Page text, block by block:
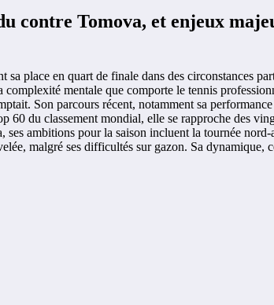
contre Tomova, et enjeux
place en quart de finale dans des circonstances
mentale que comporte le tennis
Son parcours récent, notamment sa
du classement mondial, elle se rapproche des
ambitions pour la saison incluent la tournée
malgré ses difficultés sur gazon. Sa dynamique,